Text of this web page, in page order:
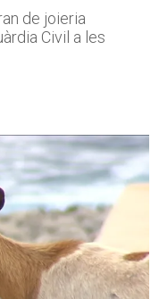
de joieria
Civil a les